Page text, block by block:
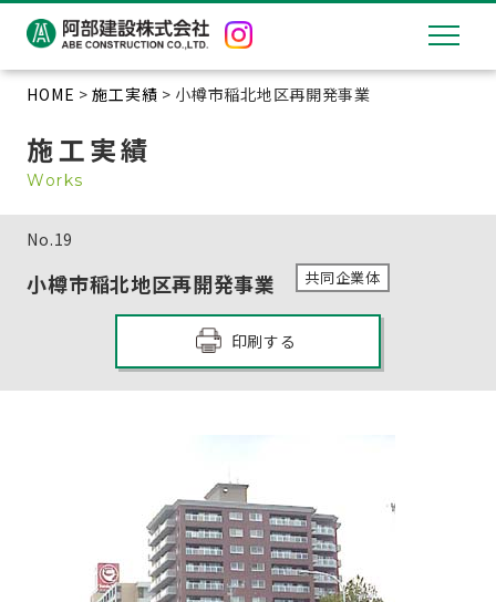
HOME >施工実績 > 小樽市稲北地区再開発事業
施工実績
Works
No.19
小樽市稲北地区再開発事業 共同企業体
印刷する